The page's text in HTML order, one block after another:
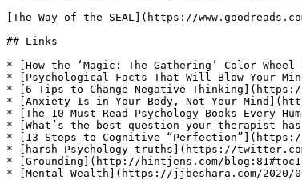
[The Way of the SEAL](https://
## Links
* [How the ‘Magic: The Gathering’ Color
* [Psychological Facts That Will Blow Your
* [6 Tips to Change Negative Thinking](https://
* [Anxiety Is in Your Body, Not Your
* [The 10 Must-Read Psychology Books Every
* [What’s the best question your therapist has
* [13 Steps to Cognitive
* [harsh Psychology truths](https://twitter.com/
* [Grounding](http://hintjens.com/
* [Mental Wealth](https://jjbeshara.com/2020/